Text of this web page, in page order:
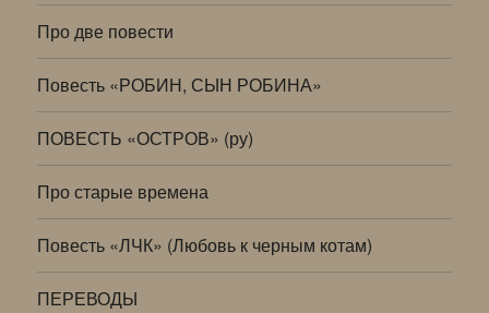
Про две повести
Повесть «РОБИН, СЫН РОБИНА»
ПОВЕСТЬ «ОСТРОВ» (ру)
Про старые времена
Повесть «ЛЧК» (Любовь к черным котам)
ПЕРЕВОДЫ